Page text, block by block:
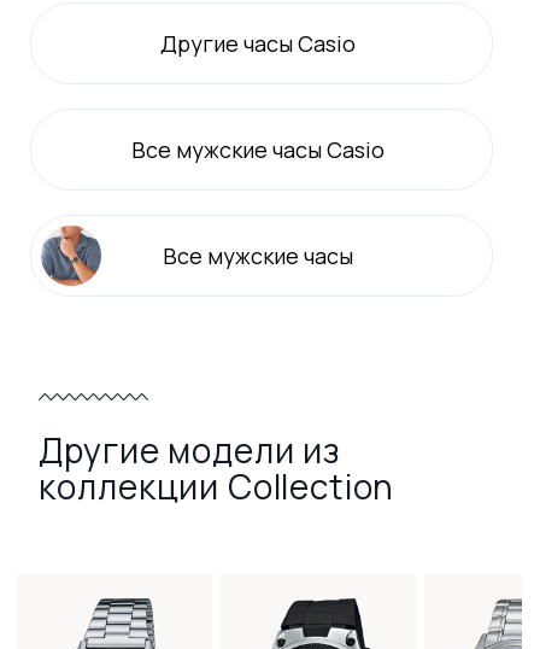
Другие часы Casio
Все мужские часы Casio
Все мужские часы
Другие модели из
коллекции Collection